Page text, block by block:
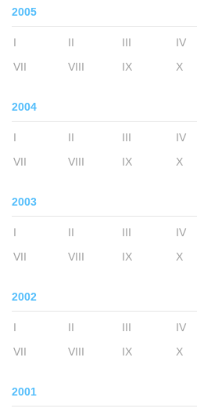
2005
I II III IV
VII
VIII IX X
2004
I II III IV
VII
VIII IX X
2003
I II III IV
VII
VIII IX X
2002
I II III IV
VII
VIII IX X
2001